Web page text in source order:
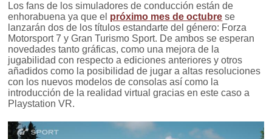
Los fans de los simuladores de conducción están de
enhorabuena ya que el próximo mes de octubre se
lanzarán dos de los títulos estandarte del género: Forza
Motorsport 7 y Gran Turismo Sport. De ambos se esperan
novedades tanto gráficas, como una mejora de la
jugabilidad con respecto a ediciones anteriores y otros
añadidos como la posibilidad de jugar a altas resoluciones
con los nuevos modelos de consolas así como la
introducción de la realidad virtual gracias en este caso a
Playstation VR.